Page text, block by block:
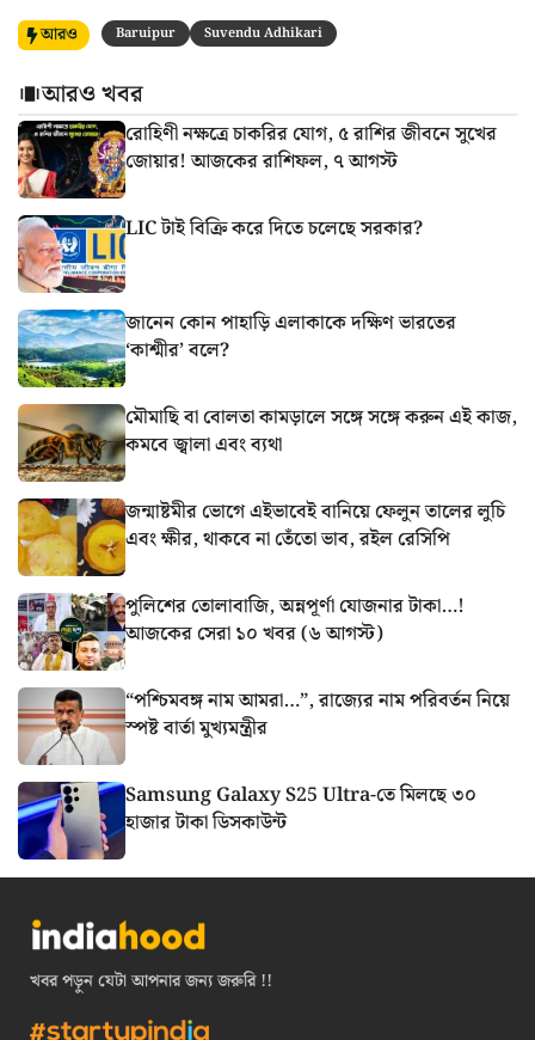
আরও Baruipur Suvendu Adhikari
আরও খবর
রোহিণী নক্ষত্রে চাকরির যোগ, ৫ রাশির জীবনে সুখের
জোয়ার! আজকের রাশিফল, ৭ আগস্ট
LIC টাই বিক্রি করে দিতে চলেছে সরকার?
জানেন কোন পাহাড়ি এলাকাকে দক্ষিণ ভারতের
‘কাশ্মীর’ বলে?
মৌমাছি বা বোলতা কামড়ালে সঙ্গে সঙ্গে করুন এই কাজ,
কমবে জ্বালা এবং ব্যথা
জন্মাষ্টমীর ভোগে এইভাবেই বানিয়ে ফেলুন তালের লুচি
এবং ক্ষীর, থাকবে না তেঁতো ভাব, রইল রেসিপি
পুলিশের তোলাবাজি, অন্নপূর্ণা যোজনার টাকা…!
আজকের সেরা ১০ খবর (৬ আগস্ট)
“পশ্চিমবঙ্গ নাম আমরা…”, রাজ্যের নাম পরিবর্তন নিয়ে
স্পষ্ট বার্তা মুখ্যমন্ত্রীর
Samsung Galaxy S25 Ultra-তে মিলছে ৩০
হাজার টাকা ডিসকাউন্ট
খবর পড়ুন যেটা আপনার জন্য জরুরি !!